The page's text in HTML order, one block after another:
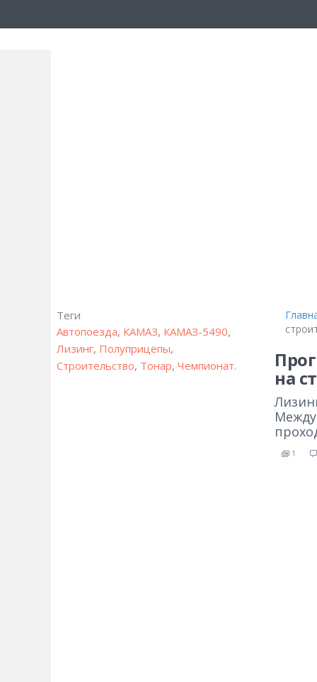
Теги
Автопоезда, КАМАЗ, КАМАЗ-5490,
Лизинг, Полуприцепы,
Строительство, Тонар, Чемпионат.
на
1